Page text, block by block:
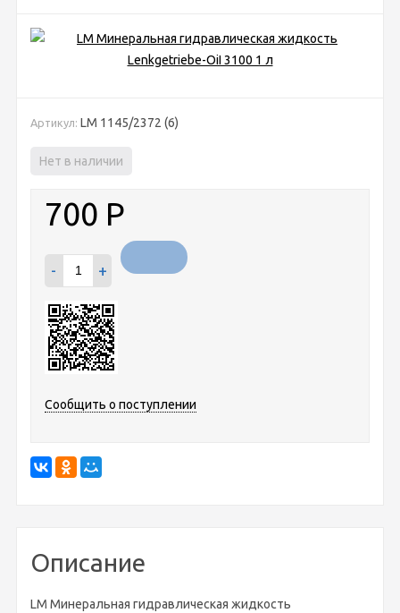
Артикул: LM 1145/2372 (6)
Нет в наличии
700 Р
- +
Сообщить о поступлении
Описание
LM Минеральная гидравлическая жидкость